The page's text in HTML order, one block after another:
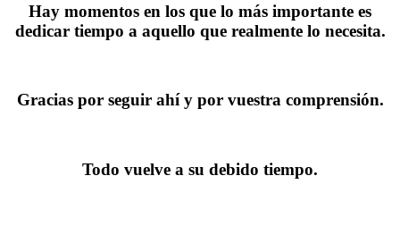
Hay momentos en los que lo más importante es
dedicar tiempo a aquello que realmente lo necesita.
Gracias por seguir ahí y por vuestra comprensión.
Todo vuelve a su debido tiempo.